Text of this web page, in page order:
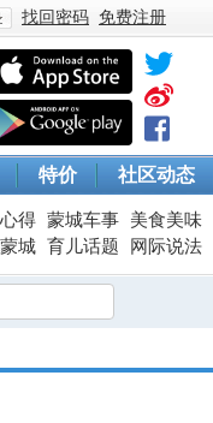
找回密码 免费注册
特价 社区动态
得 蒙城车事 美食美味
城 育儿话题 网际说法